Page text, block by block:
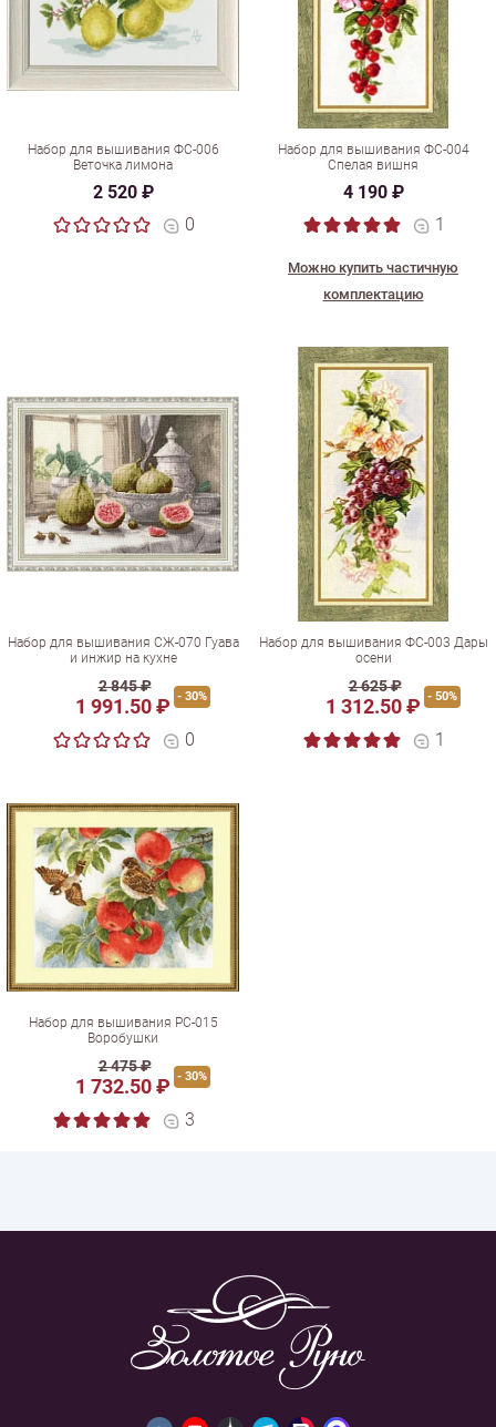
Набор для вышивания ФС-006
Веточка лимона
2 520 ₽
0
Набор для вышивания ФС-004
Спелая вишня
4 190 ₽
1
Можно купить частичную
комплектацию
Набор для вышивания СЖ-070 Гуава
и инжир на кухне
2 845 ₽
1 991.50 ₽ - 30%
0
Набор для вышивания ФС-003 Дары
осени
2 625 ₽
1 312.50 ₽ - 50%
1
Набор для вышивания РС-015
Воробушки
2 475 ₽
1 732.50 ₽ - 30%
3